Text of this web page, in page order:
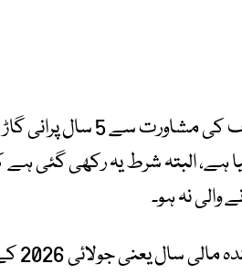
ہے، البتہ شرط یہ رکھی گئی
والی نہ ہو۔
اس